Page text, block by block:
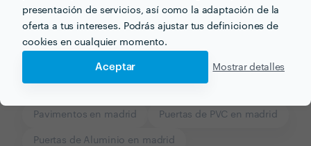
presentación de servicios, así como la adaptación de la
oferta a tus intereses. Podrás ajustar tus definiciones de
cookies en cualquier momento.
Aceptar Mostrar detalles
Otros servicios proporcionados por
Pavimentos en madrid Puertas de PVC en madrid
Puertas de Aluminio en madrid